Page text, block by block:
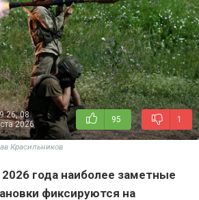
08
2026
95 1
Красильников
2026 года наиболее заметные
фиксируются на